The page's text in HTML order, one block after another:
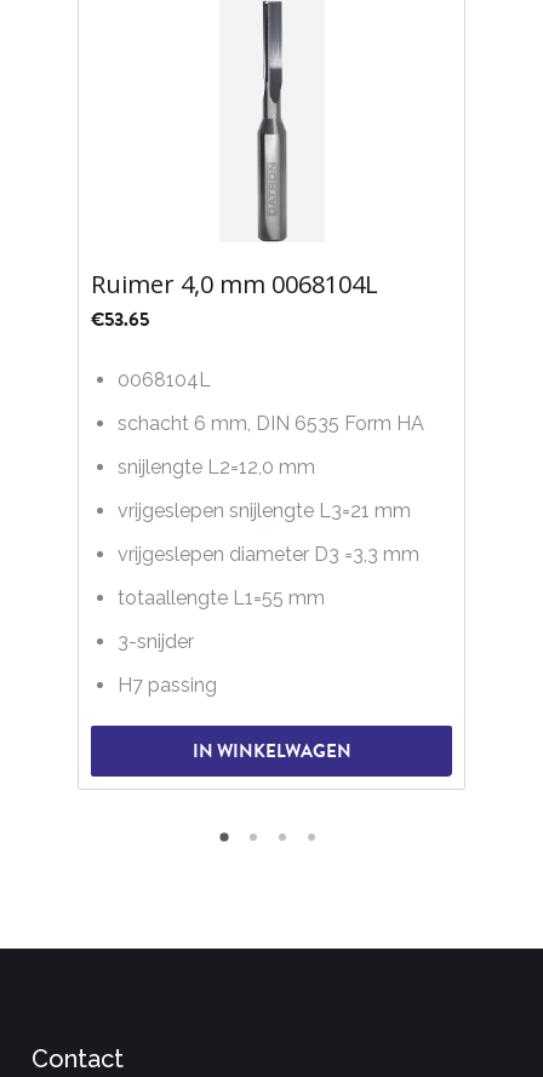
Ruimer 4,0 mm 0068104L
€53.65
0068104L
schacht 6 mm, DIN 6535 Form HA
snijlengte L2=12,0 mm
vrijgeslepen snijlengte L3=21 mm
vrijgeslepen diameter D3 =3,3 mm
totaallengte L1=55 mm
3-snijder
H7 passing
IN WINKELWAGEN
Contact